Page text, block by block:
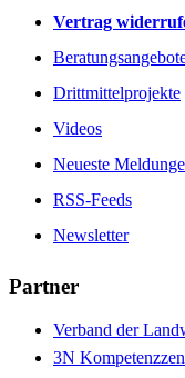
Vertrag
Drittmittelprojekte
Videos
Neueste
RSS-Feeds
Newsletter
Partner
Verband der
3N